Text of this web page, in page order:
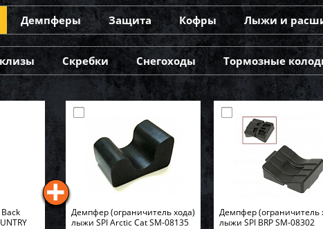
Демпферы Защита Кофры Лыжи и
Скребки Снегоходы Тормозные
Демпфер (ограничитель хода)
лыжи SPI Arctic Cat SM-08135
Демпфер (ограничитель
лыжи SPI BRP SM-08302